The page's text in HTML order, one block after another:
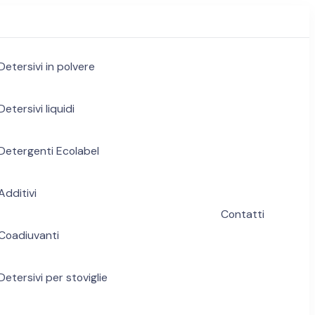
in polvere
liquidi
Ecolabel
per stoviglie
Contatti